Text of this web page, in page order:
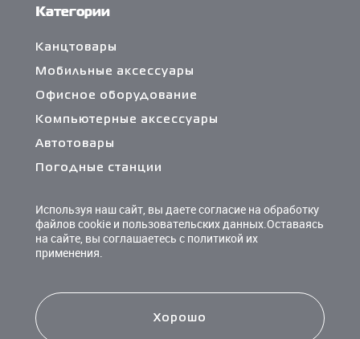
Категории
Канцтовары
Мобильные аксессуары
Офисное оборудование
Компьютерные аксессуары
Автотовары
Погодные станции
Кабели и переходники
Чистящие средства
Используя наш сайт, вы даете согласие на обработку
файлов cookie и пользовательских данных.Оставаясь
на сайте, вы соглашаетесь с политикой их
применения.
Хорошо